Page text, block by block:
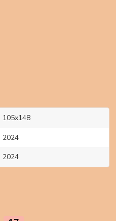
105x148
2024
2024